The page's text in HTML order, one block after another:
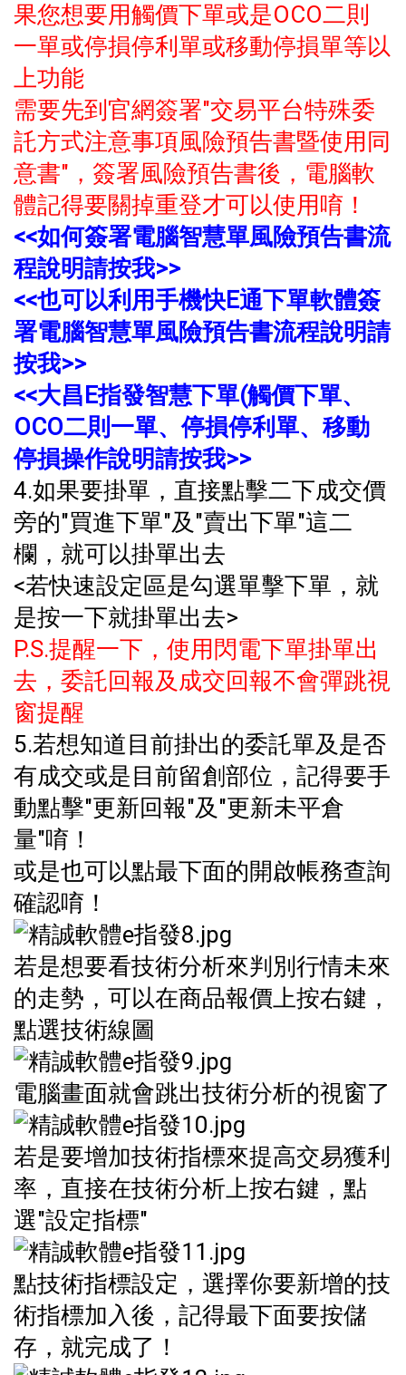
果您想要用觸價下單或是OCO二則
一單或停損停利單或移動停損單等以
上功能
需要先到官網簽署"交易平台特殊委
託方式注意事項風險預告書暨使用同
意書"，簽署風險預告書後，電腦軟
體記得要關掉重登才可以使用唷！
<<如何簽署電腦智慧單風險預告書流
程說明請按我>>
<<也可以利用手機快E通下單軟體簽
署電腦智慧單風險預告書流程說明請
按我>>
<<大昌E指發智慧下單(觸價下單、
OCO二則一單、停損停利單、移動
停損操作說明請按我>>
4.如果要掛單，直接點擊二下成交價
旁的"買進下單"及"賣出下單"這二
欄，就可以掛單出去
<若快速設定區是勾選單擊下單，就
是按一下就掛單出去>
P.S.提醒一下，使用閃電下單掛單出
去，委託回報及成交回報不會彈跳視
窗提醒
5.若想知道目前掛出的委託單及是否
有成交或是目前留創部位，記得要手
動點擊"更新回報"及"更新未平倉
量"唷！
或是也可以點最下面的開啟帳務查詢
確認唷！
若是想要看技術分析來判別行情未來
的走勢，可以在商品報價上按右鍵，
點選技術線圖
電腦畫面就會跳出技術分析的視窗了
若是要增加技術指標來提高交易獲利
率，直接在技術分析上按右鍵，點
選"設定指標"
點技術指標設定，選擇你要新增的技
術指標加入後，記得最下面要按儲
存，就完成了！